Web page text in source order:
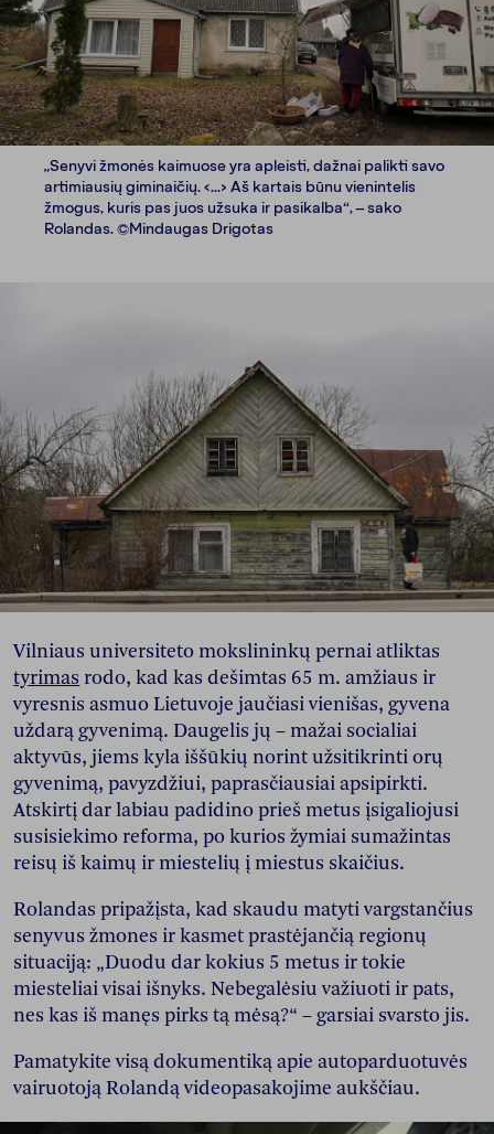
„Senyvi žmonės kaimuose yra apleisti, dažnai palikti savo
artimiausių giminaičių. <...> Aš kartais būnu vienintelis
žmogus, kuris pas juos užsuka ir pasikalba“, – sako
Rolandas. ©Mindaugas Drigotas
Vilniaus universiteto mokslininkų pernai atliktas
tyrimas rodo, kad kas dešimtas 65 m. amžiaus ir
vyresnis asmuo Lietuvoje jaučiasi vienišas, gyvena
uždarą gyvenimą. Daugelis jų – mažai socialiai
aktyvūs, jiems kyla iššūkių norint užsitikrinti orų
gyvenimą, pavyzdžiui, paprasčiausiai apsipirkti.
Atskirtį dar labiau padidino prieš metus įsigaliojusi
susisiekimo reforma, po kurios žymiai sumažintas
reisų iš kaimų ir miestelių į miestus skaičius.
Rolandas pripažįsta, kad skaudu matyti vargstančius
senyvus žmones ir kasmet prastėjančią regionų
situaciją: „Duodu dar kokius 5 metus ir tokie
miesteliai visai išnyks. Nebegalėsiu važiuoti ir pats,
nes kas iš manęs pirks tą mėsą?“ – garsiai svarsto jis.
Pamatykite visą dokumentiką apie autoparduotuvės
vairuotoją Rolandą videopasakojime aukščiau.